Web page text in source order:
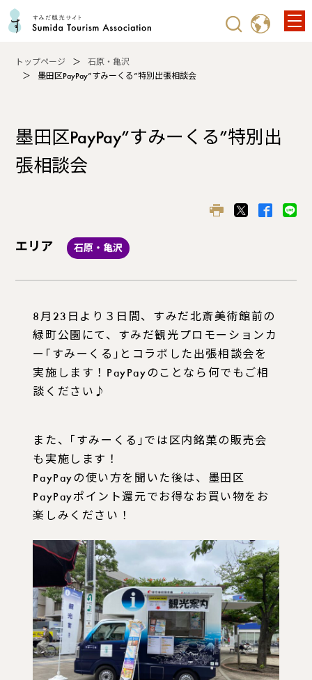
トップページ
石原・亀沢
墨田区PayPay”すみーくる”特別出張相談会
墨田区PayPay”すみーくる”特別出
張相談会
エリア 石原・亀沢
8月23日より３日間、すみだ北斎美術館前の
緑町公園にて、すみだ観光プロモーションカ
ー｢すみーくる｣とコラボした出張相談会を
実施します！PayPayのことなら何でもご相
談ください♪
また、｢すみーくる｣では区内銘菓の販売会
も実施します！
PayPayの使い方を聞いた後は、墨田区
PayPayポイント還元でお得なお買い物をお
楽しみください！